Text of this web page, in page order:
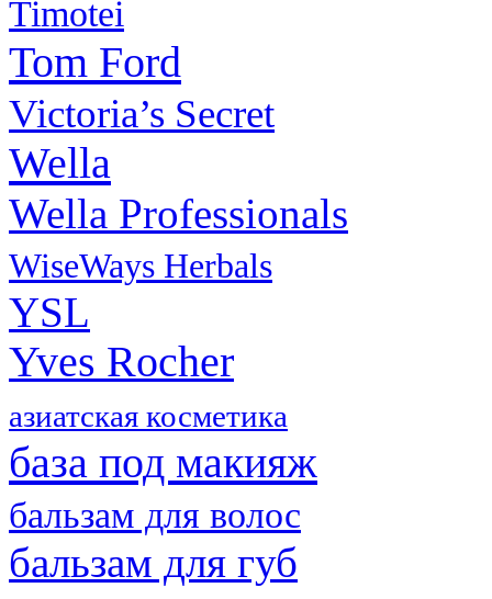
Timotei
Tom Ford
Victoria’s Secret
Wella
Wella Professionals
WiseWays Herbals
YSL
Yves Rocher
азиатская косметика
база под макияж
бальзам для волос
бальзам для губ